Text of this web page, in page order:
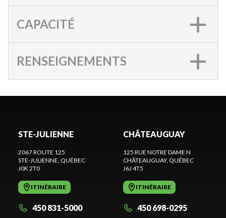
CAPACITÉ
RENSEIGNEMENTS
STE-JULIENNE
2067 ROUTE 125
STE-JULIENNE, QUÉBEC
J0K 2T0
ITINÉRAIRE
450 831-5000
CHÂTEAUGUAY
125 RUE NOTRE DAME N
CHÂTEAUGUAY, QUÉBEC
J6J 4T5
ITINÉRAIRE
450 698-0295